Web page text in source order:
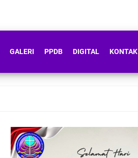
GALERI PPDB DIGITAL KONTAK